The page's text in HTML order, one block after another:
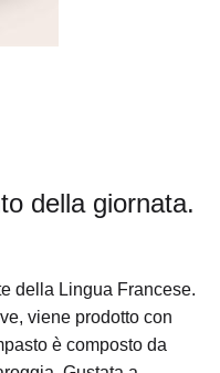
della giornata.
della Lingua Francese.
viene prodotto con
è composto da